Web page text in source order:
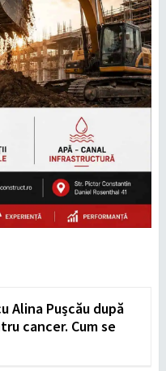
Alina Pușcău după
cancer. Cum se